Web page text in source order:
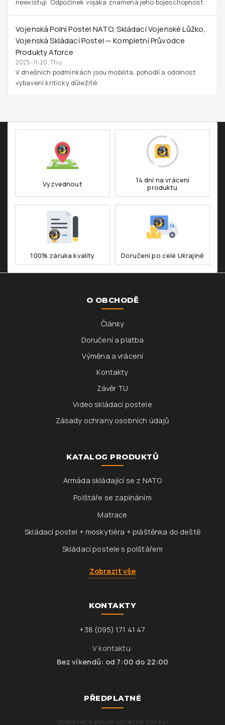
neexistují. Odpočinek vojáka znamená jeho bojeschopnost.
Vojenská Polní Postel NATO, Skládací Vojenské Lůžko,
Vojenská Skládací Postel — Kompletní Průvodce
Produkty Aforce
2025-11-20, Thu
V dnešních podmínkách jsou mobilita, pohodlí a odolnost
vybavení kriticky důležité.
Vyzvednout
14 dní na vrácení
produktu
100% záruka kvality Doručení po celé Ukrajině
O OBCHODĚ
Články
Doručení a platba
Výměna a vrácení
Kontakty
Závěr TU
Video skládací postele
Zásady ochrany osobních údajů
KATALOG PRODUKTŮ
Armáda skládající se z NATO
Polštáře se zapínáním
Matrace
Skládací postel + moskytiéra + pláštěnka do deště
Skládací postele s polštářem
Zobrazit vše
KONTAKTY
+38 (095) 171 41 47
V kontaktu:
Bez víkendů: od 7:00 do 22:00
PŘEDPLATNÉ
Dostávejte pouze užitečné články!